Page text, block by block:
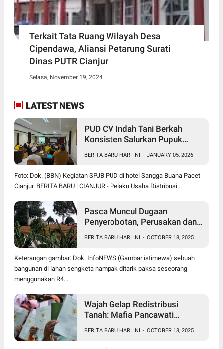
Terkait Tata Ruang Wilayah Desa
Cipendawa, Aliansi Petarung Surati
Dinas PUTR Cianjur
Selasa, November 19, 2024
LATEST NEWS
PUD CV Indah Tani Berkah
Konsisten Salurkan Pupuk
BERITA BARU HARI INI - JANUARY 05, 2026
Foto: Dok. (BBN) Kegiatan SPJB PUD di hotel Sangga Buana Pacet
Cianjur. BERITA BARU | CIANJUR - Pelaku Usaha Distribusi...
Pasca Muncul Dugaan
Penyerobotan, Perusakan dan
Pancawati Bogor, Kasusnya
Jadi Sorotan Publik
BERITA BARU HARI INI - OCTOBER 18, 2025
Keterangan gambar: Dok. InfoNEWS (Gambar istimewa) sebuah
bangunan di lahan sengketa nampak ditarik paksa seseorang
menggunakan R4...
Wajah Gelap Redistribusi
Tanah: Mafia Pancawati
BERITA BARU HARI INI - OCTOBER 13, 2025